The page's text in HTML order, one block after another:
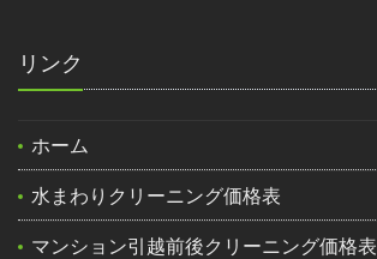
リンク
ホーム
水まわりクリーニング価格表
マンション引越前後クリーニング価格表